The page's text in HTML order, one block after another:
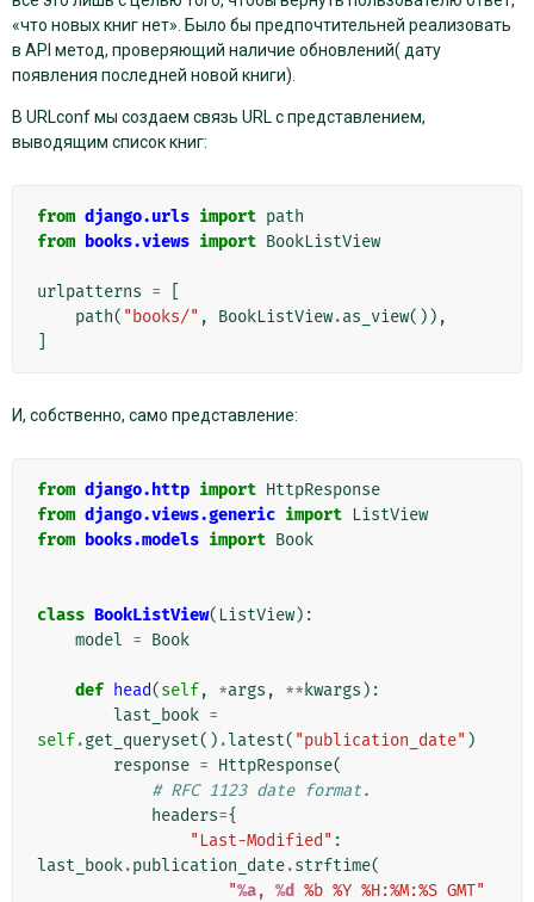
«что новых книг нет». Было бы предпочтительней реализовать
в API метод, проверяющий наличие обновлений( дату
появления последней новой книги).
В URLconf мы создаем связь URL с представлением,
выводящим список книг:
from django.urls import path
from books.views import BookListView
urlpatterns =
path( "books/" , BookListView.as_view()),
И, собственно, само представление:
from django.http import HttpResponse
from django.views.generic import ListView
from books.models import Book
class BookListView( ListView):
model = Book
def head(self, *args , ** kwargs ):
last_book =
self.get_queryset() .latest( "publication_date" )
response = HttpResponse(
# RFC 1123 date format.
headers={
"Last-Modified" :
last_book.publication_date.strftime(
"%a, %d %b %Y %H:%M:%S GMT"